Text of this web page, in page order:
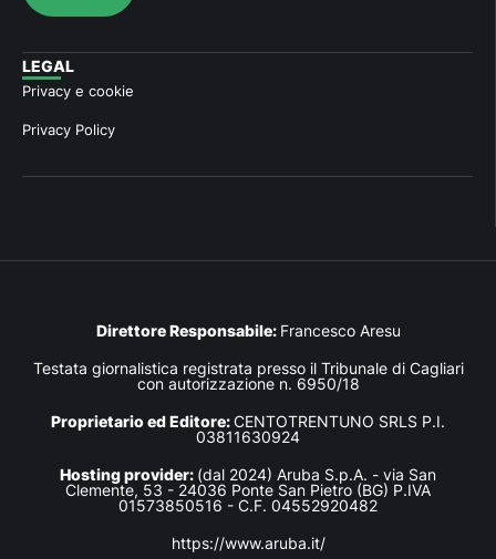
LEGAL
Privacy e cookie
Privacy Policy
Direttore Responsabile: Francesco Aresu
Testata giornalistica registrata presso il Tribunale di Cagliari
con autorizzazione n. 6950/18
Proprietario ed Editore:CENTOTRENTUNO SRLS P.I.
03811630924
Hosting provider: (dal 2024) Aruba S.p.A. - via San
Clemente, 53 - 24036 Ponte San Pietro (BG) P.IVA
01573850516 - C.F. 04552920482
https://www.aruba.it/